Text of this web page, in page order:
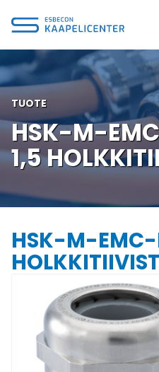
sisältöön
TUOTE
HSK-M-
1,5
HSK-M-EMC-